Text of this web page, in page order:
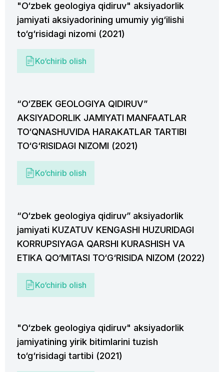
"O‘zbek geologiya qidiruv" aksiyadorlik
jamiyati aksiyadorining umumiy yig‘ilishi
to‘g‘risidagi nizomi (2021)
Ko‘chirib olish
“O‘ZBEK GEOLOGIYA QIDIRUV”
AKSIYADORLIK JAMIYATI MANFAATLAR
TO‘QNASHUVIDA HARAKATLAR TARTIBI
TO‘G‘RISIDAGI NIZOMI (2021)
Ko‘chirib olish
“O‘zbek geologiya qidiruv” aksiyadorlik
jamiyati KUZATUV KENGASHI HUZURIDAGI
KORRUPSIYAGA QARSHI KURASHISH VA
ETIKA QO‘MITASI TO‘G‘RISIDA NIZOM (2022)
Ko‘chirib olish
"O‘zbek geologiya qidiruv" aksiyadorlik
jamiyatining yirik bitimlarini tuzish
to‘g‘risidagi tartibi (2021)